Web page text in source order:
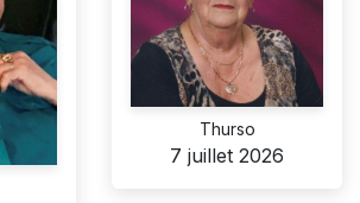
Thurso
7 juillet 2026